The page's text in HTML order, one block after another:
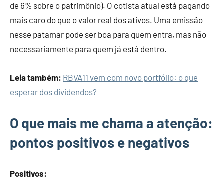
de 6% sobre o patrimônio). O cotista atual está pagando
mais caro do que o valor real dos ativos. Uma emissão
nesse patamar pode ser boa para quem entra, mas não
necessariamente para quem já está dentro.
Leia também: RBVA11 vem com novo portfólio: o que
esperar dos dividendos?
O que mais me chama a atenção:
pontos positivos e negativos
Positivos: